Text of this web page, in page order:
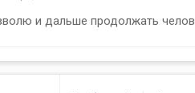
и дальше продолжать